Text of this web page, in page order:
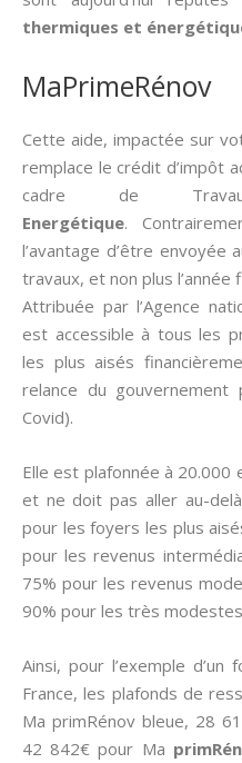
thermiques et
MaPrimeRénov
Cette aide, impactée sur
remplace le crédit d’impôt
cadre de
Energétique.
l’avantage d’être
travaux, et non plus l’année
Attribuée par l’Agence
est accessible à tous les
les plus aisés
relance du
Covid).
Elle est plafonnée à 20.000
et ne doit pas aller au-
pour les foyers les plus
pour les revenus
75% pour les revenus
90% pour les très
Ainsi, pour l’exemple
France, les plafonds de
Ma primRénov bleue, 28
42 842€ pour Ma